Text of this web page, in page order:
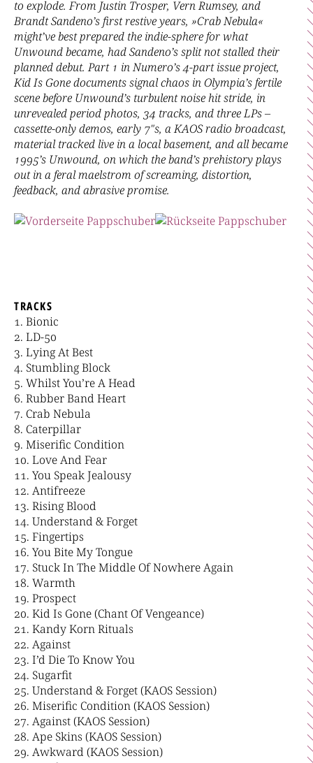
to explode. From Justin Trosper, Vern Rumsey, and
Brandt Sandeno’s first restive years, »Crab Nebula«
might’ve best prepared the indie-sphere for what
Unwound became, had Sandeno’s split not stalled their
planned debut. Part 1 in Numero’s 4-part issue project,
Kid Is Gone documents signal chaos in Olympia’s fertile
scene before Unwound’s turbulent noise hit stride, in
unrevealed period photos, 34 tracks, and three LPs –
cassette-only demos, early 7"s, a KAOS radio broadcast,
material tracked live in a local basement, and all became
1995’s Unwound, on which the band’s prehistory plays
out in a feral maelstrom of screaming, distortion,
feedback, and abrasive promise.
TRACKS
Bionic
LD-50
Lying At Best
Stumbling Block
Whilst You’re A Head
Rubber Band Heart
Crab Nebula
Caterpillar
Miserific Condition
Love And Fear
You Speak Jealousy
Antifreeze
Rising Blood
Understand & Forget
Fingertips
You Bite My Tongue
Stuck In The Middle Of Nowhere Again
Warmth
Prospect
Kid Is Gone (Chant Of Vengeance)
Kandy Korn Rituals
Against
I’d Die To Know You
Sugarfit
Understand & Forget (KAOS Session)
Miserific Condition (KAOS Session)
Against (KAOS Session)
Ape Skins (KAOS Session)
Awkward (KAOS Session)